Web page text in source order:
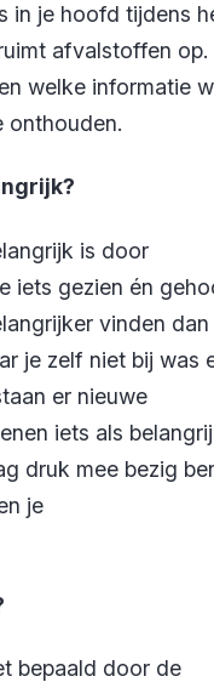
in je hoofd tijdens
afvalstoffen op.
welke informatie
onthouden.
is door
iets gezien én
vinden dan
je zelf niet bij was
er nieuwe
iets als
druk mee bezig
je
bepaald door de